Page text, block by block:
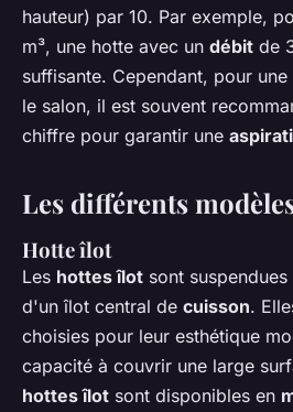
hauteur) par 10. Par exemple,
m³, une hotte avec un débit de
suffisante. Cependant, pour une
le salon, il est souvent
chiffre pour garantir une
Les différents
Hotte îlot
Les hottes îlot sont
d'un îlot central de cuisson.
choisies pour leur esthétique
capacité à couvrir une large
hottes îlot sont disponibles en